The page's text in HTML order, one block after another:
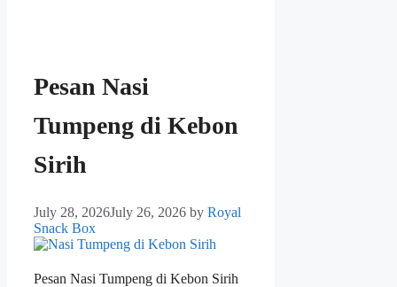
Pesan Nasi
Tumpeng di Kebon
Sirih
July 28, 2026July 26, 2026 by Royal
Snack Box
Pesan Nasi Tumpeng di Kebon Sirih